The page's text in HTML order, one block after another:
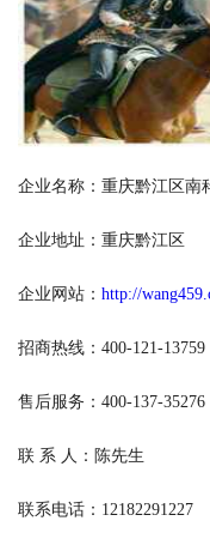
企业名称：重庆黔江区南
企业地址：重庆黔江区
企业网站： http://
招商热线：400-121-13759
售后服务：400-137-35276
联 系 人：陈先生
联系电话：12182291227